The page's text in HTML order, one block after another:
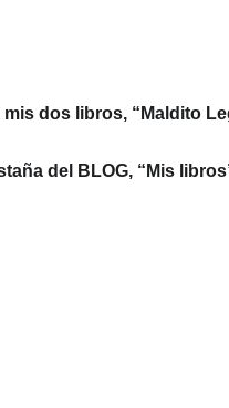
dos libros, “Maldito
del BLOG, “Mis